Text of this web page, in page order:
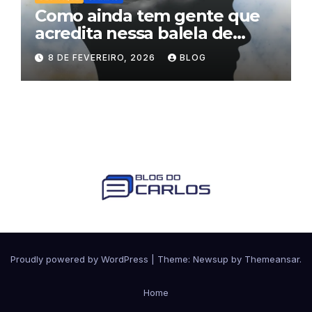
Como ainda tem gente que
acredita nessa balela de
esquerda comunista e direita
libertária?
8 DE FEVEREIRO, 2026 BLOG
Proudly powered by WordPress Theme: Newsup by Themeansar.
Home